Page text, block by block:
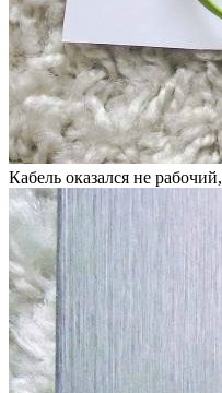
Кабель оказался не рабочий,